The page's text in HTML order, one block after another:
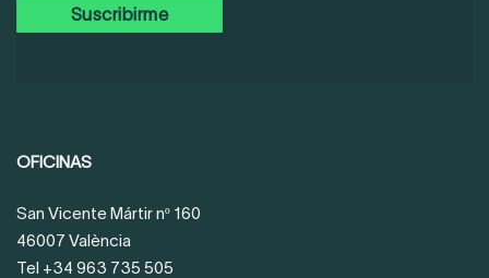
OFICINAS
San Vicente Mártir nº 160
46007 València
Tel +34 963 735 505